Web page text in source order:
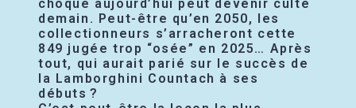
choque aujourd’hui peut devenir culte
demain. Peut-être qu’en 2050, les
collectionneurs s’arracheront cette
849 jugée trop “osée” en 2025… Après
tout, qui aurait parié sur le succès de
la Lamborghini Countach à ses
débuts ?